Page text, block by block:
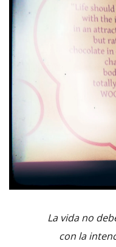
La vida no
con la